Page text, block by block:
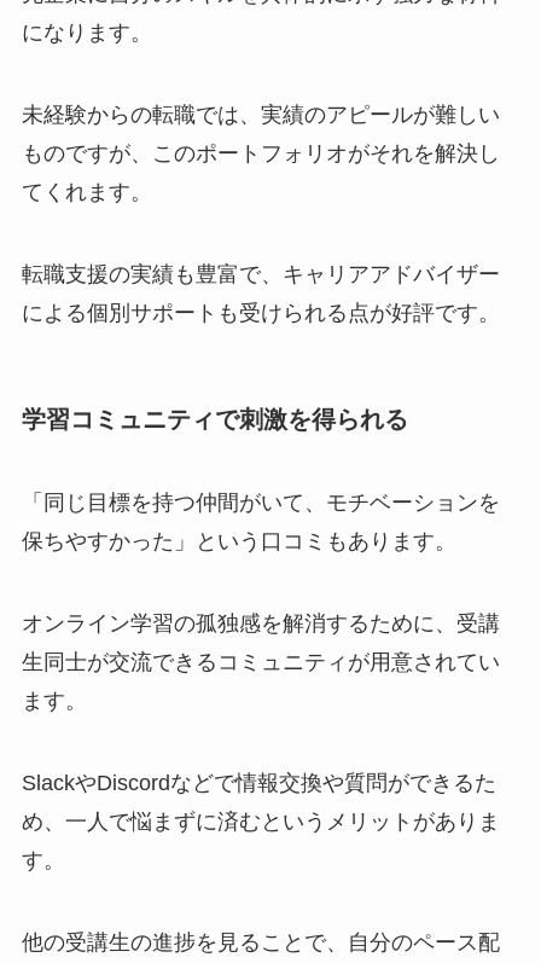
になります。
未経験からの転職では、実績のアピールが難しい
ものですが、このポートフォリオがそれを解決し
てくれます。
転職支援の実績も豊富で、キャリアアドバイザー
による個別サポートも受けられる点が好評です。
学習コミュニティで刺激を得られる
「同じ目標を持つ仲間がいて、モチベーションを
保ちやすかった」という口コミもあります。
オンライン学習の孤独感を解消するために、受講
生同士が交流できるコミュニティが用意されてい
ます。
SlackやDiscordなどで情報交換や質問ができるた
め、一人で悩まずに済むというメリットがありま
す。
他の受講生の進捗を見ることで、自分のペース配